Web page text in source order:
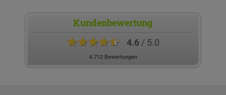
Kundenbewertung
★★★★★ 4.6/ 5.0
6.712 Bewertungen